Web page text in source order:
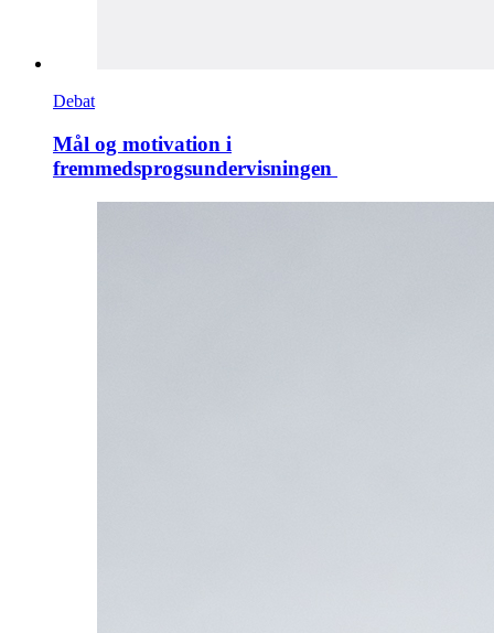
Debat
Mål og motivation i
fremmedsprogsundervisningen